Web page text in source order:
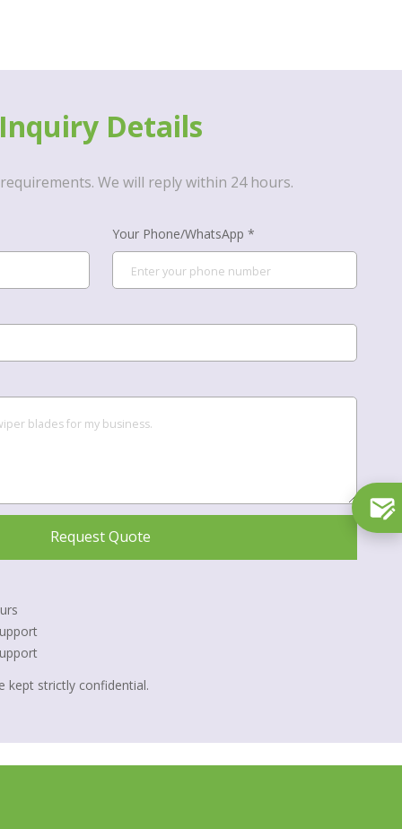
Inquiry Details
We will reply within 24 hours.
Your Phone/WhatsApp *
Request Quote
kept strictly confidential.